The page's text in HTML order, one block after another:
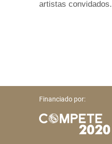
artistas convidados.
Financiado por: